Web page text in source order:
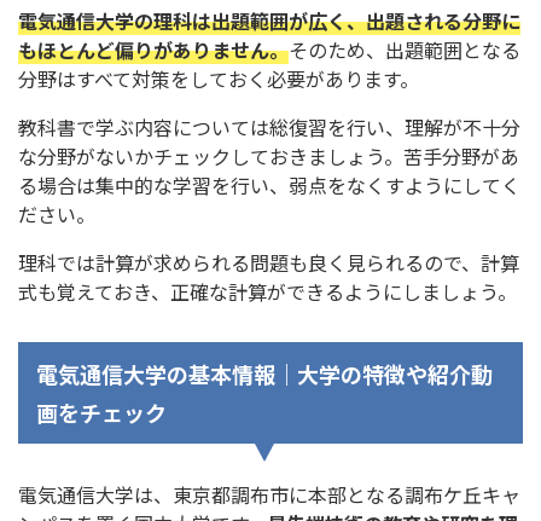
電気通信大学の理科は出題範囲が広く、出題される分野に
もほとんど偏りがありません。そのため、出題範囲となる
分野はすべて対策をしておく必要があります。
教科書で学ぶ内容については総復習を行い、理解が不十分
な分野がないかチェックしておきましょう。苦手分野があ
る場合は集中的な学習を行い、弱点をなくすようにしてく
ださい。
理科では計算が求められる問題も良く見られるので、計算
式も覚えておき、正確な計算ができるようにしましょう。
電気通信大学の基本情報｜大学の特徴や紹介動
画をチェック
電気通信大学は、東京都調布市に本部となる調布ケ丘キャ